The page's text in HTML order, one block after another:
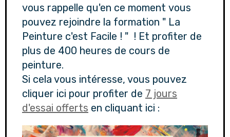
vous rappelle qu'en ce moment vous
pouvez rejoindre la formation " La
Peinture c'est Facile ! " ! Et profiter de
plus de 400 heures de cours de
peinture.
Si cela vous intéresse, vous pouvez
cliquer ici pour profiter de 7 jours
d'essai offerts en cliquant ici :